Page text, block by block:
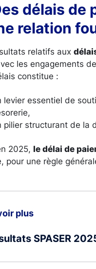
délais de
relation
relatifs aux
les engagements
constitue :
levier essentiel de
pilier structurant de la
2025, le délai de
pour une règle
plus
SPASER